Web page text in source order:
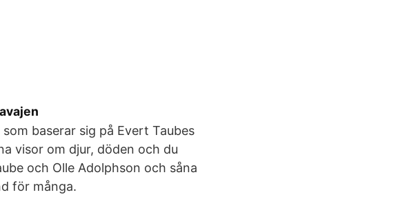
baserar sig på Evert Taubes
visor om djur, döden och du
och Olle Adolphson och såna
för många.